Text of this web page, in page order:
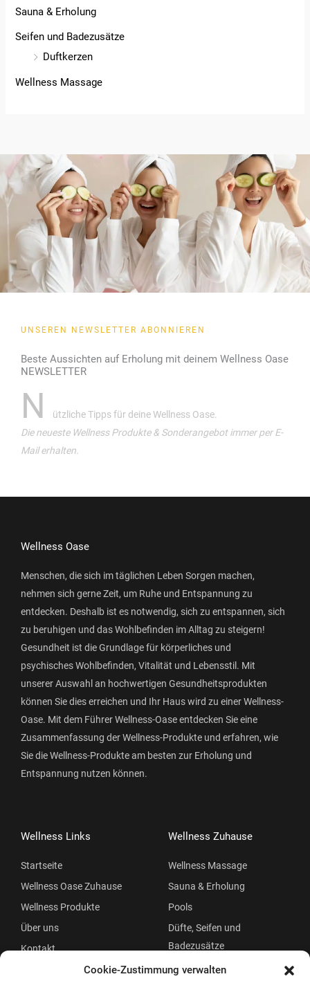
Cookie-Zustimmung verwalten
Sauna & Erholung
Seifen und Badezusätze
Duftkerzen
Wellness Massage
UNSEREN NEWSLETTER ABONNIEREN
Beste Aussichten auf Erholung mit deinem Wellness Oase
NEWSLETTER
N
ützliche Tipps für deine Wellness Oase.
Die neueste Wellness Produkte & Sonderangebot immer per E-
Mail erhalten.
Wellness Oase
Menschen, die sich im täglichen Leben Sorgen machen,
nehmen sich gerne Zeit, um Ruhe und Entspannung zu
entdecken. Deshalb ist es notwendig, sich zu entspannen, sich
zu beruhigen und das Wohlbefinden im Alltag zu steigern!
Gesundheit ist die Grundlage für körperliches und
psychisches Wohlbefinden, Vitalität und Lebensstil. Mit
unserer Auswahl an hochwertigen Gesundheitsprodukten
können Sie dies erreichen und Ihr Haus wird zu einer Wellness-
Oase. Mit dem Führer Wellness-Oase entdecken Sie eine
Zusammenfassung der Wellness-Produkte und erfahren, wie
Sie die Wellness-Produkte am besten zur Erholung und
Entspannung nutzen können.
Wellness Links
Startseite
Wellness Oase Zuhause
Wellness Produkte
Über uns
Kontakt
Wellness Zuhause
Wellness Massage
Sauna & Erholung
Pools
Düfte, Seifen und
Badezusätze
Beauty